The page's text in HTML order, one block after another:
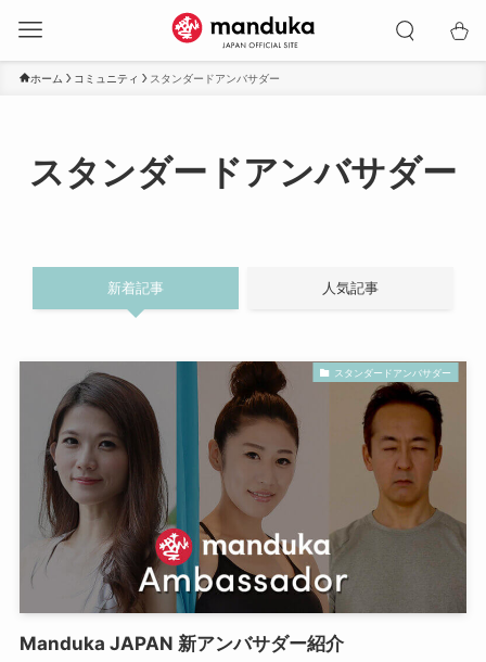
ホーム コミュニティ スタンダードアンバサダー
スタンダードアンバサダー
新着記事 人気記事
スタンダードアンバサダー
Manduka JAPAN 新アンバサダー紹介